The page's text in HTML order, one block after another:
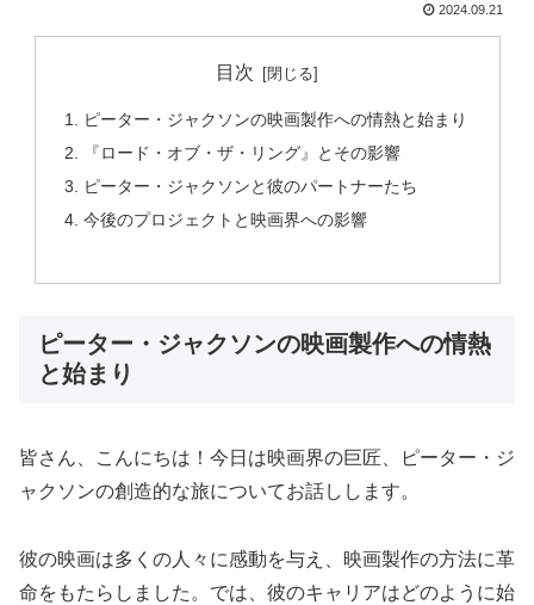
2024.09.21
目次
ピーター・ジャクソンの映画製作への情熱と始まり
『ロード・オブ・ザ・リング』とその影響
ピーター・ジャクソンと彼のパートナーたち
今後のプロジェクトと映画界への影響
ピーター・ジャクソンの映画製作への情熱
と始まり
皆さん、こんにちは！今日は映画界の巨匠、ピーター・ジ
ャクソンの創造的な旅についてお話しします。
彼の映画は多くの人々に感動を与え、映画製作の方法に革
命をもたらしました。では、彼のキャリアはどのように始